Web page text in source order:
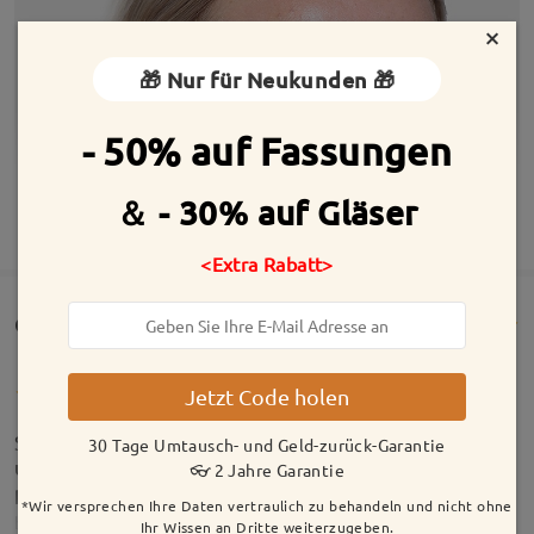
MEHR ANZEIGEN
Customer Reviews(174)
Sehr schöne Brille. Tolle Gläser und Preis ist
unschlagbar. Habe die Sehstärke beim Augenarzt
prüfen lassen = 100 %
Aug 6 , 2026
×
🎁 Nur für Neukunden 🎁
- 50% auf Fassungen
＆ - 30% auf Gläser
<Extra Rabatt>
Jetzt Code holen
30 Tage Umtausch- und Geld-zurück-Garantie
👓 2 Jahre Garantie
*Wir versprechen Ihre Daten vertraulich zu behandeln und nicht ohne
Ihr Wissen an Dritte weiterzugeben.